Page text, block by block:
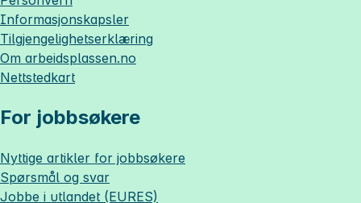
Informasjonskapsler
Tilgjengelighetserklæring
Om arbeidsplassen.no
Nettstedkart
For jobbsøkere
Nyttige artikler for jobbsøkere
Spørsmål og svar
Jobbe i utlandet (EURES)